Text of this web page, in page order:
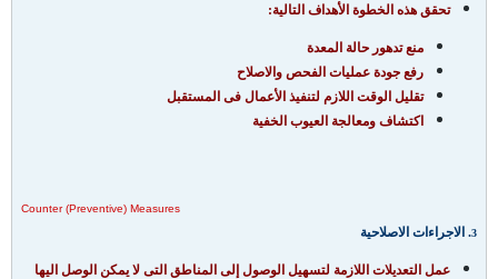
تحقق هذه الخطوة الأهداف التالية:
منع تدهور حالة المعدة
رفع جودة عمليات الفحص والاصلاح
تقليل الوقت اللازم لتنفيذ الأعمال فى المستقبل
اكتشاف ومعالجة العيوب الخفية
Counter (Preventive) Measures
3. الاجراءات الاصلاحية
عمل التعديلات اللازمة لتسهيل الوصول إلى المناطق التى لا يمكن الوصل اليها